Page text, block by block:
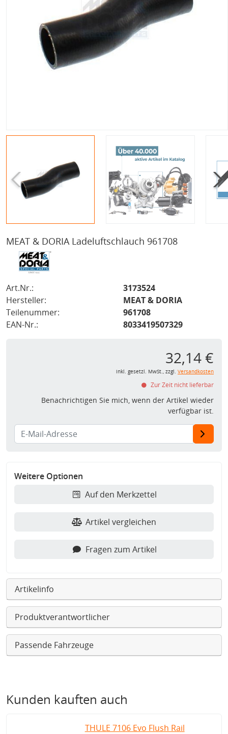
MEAT & DORIA Ladeluftschlauch 961708
Art.Nr.:
3173524
Hersteller:
MEAT & DORIA
Teilenummer:
961708
EAN-Nr.:
8033419507329
32,14 €
inkl. gesetzl. MwSt., zzgl. Versandkosten
Zur Zeit nicht lieferbar
Benachrichtigen Sie mich, wenn der Artikel wieder
verfügbar ist.
Weitere Optionen
Auf den Merkzettel
Artikel vergleichen
Fragen zum Artikel
Artikelinfo
Produktverantwortlicher
Passende Fahrzeuge
Kunden kauften auch
THULE 7106 Evo Flush Rail